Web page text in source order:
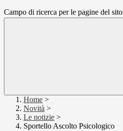
Campo di ricerca per le pagine del sito
Home >
Novità >
Le notizie >
Sportello Ascolto Psicologico